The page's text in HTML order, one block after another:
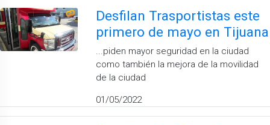
Desfilan Trasportistas este
primero de mayo en Tijuana
...piden mayor seguridad en la ciudad
como también la mejora de la movilidad
de la ciudad
01/05/2022